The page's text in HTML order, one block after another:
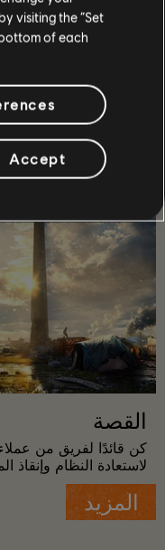
القصة
كن قائدًا لفريق من
لاستعادة النظام وإنقاذ
المزيد
visiting the “Set
of each
Accept